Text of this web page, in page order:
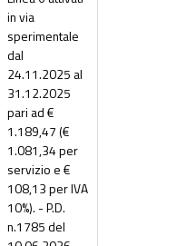
in via
sperimentale
dal
24.11.2025 al
31.12.2025
pari ad €
1.189,47 (€
1.081,34 per
servizio e €
108,13 per IVA
10%). - P.D.
n.1785 del